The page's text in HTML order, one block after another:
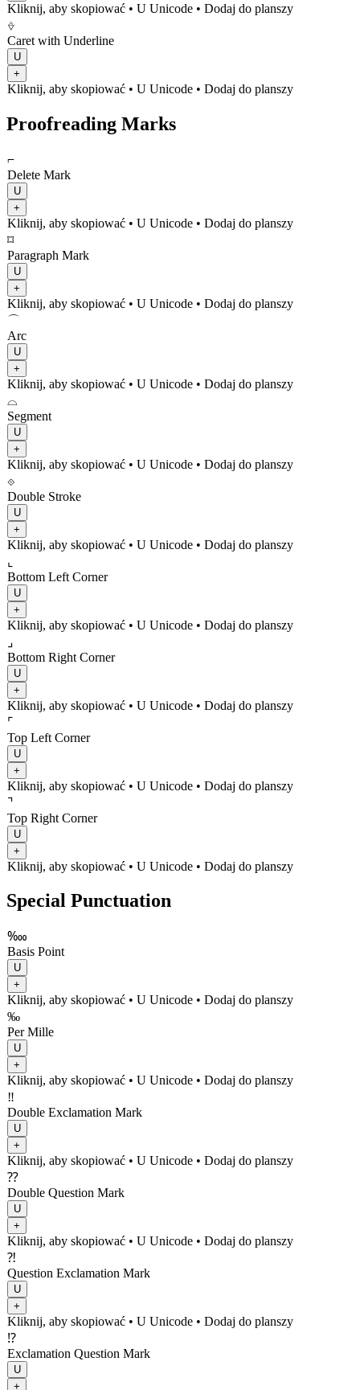
Kliknij, aby skopiować • U Unicode • Dodaj do planszy
⎀
Caret with Underline
U
+
Kliknij, aby skopiować • U Unicode • Dodaj do planszy
Proofreading Marks
⌐
Delete Mark
U
+
Kliknij, aby skopiować • U Unicode • Dodaj do planszy
⌑
Paragraph Mark
U
+
Kliknij, aby skopiować • U Unicode • Dodaj do planszy
⌒
Arc
U
+
Kliknij, aby skopiować • U Unicode • Dodaj do planszy
⌓
Segment
U
+
Kliknij, aby skopiować • U Unicode • Dodaj do planszy
⟐
Double Stroke
U
+
Kliknij, aby skopiować • U Unicode • Dodaj do planszy
⌞
Bottom Left Corner
U
+
Kliknij, aby skopiować • U Unicode • Dodaj do planszy
⌟
Bottom Right Corner
U
+
Kliknij, aby skopiować • U Unicode • Dodaj do planszy
⌜
Top Left Corner
U
+
Kliknij, aby skopiować • U Unicode • Dodaj do planszy
⌝
Top Right Corner
U
+
Kliknij, aby skopiować • U Unicode • Dodaj do planszy
Special Punctuation
‱
Basis Point
U
+
Kliknij, aby skopiować • U Unicode • Dodaj do planszy
‰
Per Mille
U
+
Kliknij, aby skopiować • U Unicode • Dodaj do planszy
‼
Double Exclamation Mark
U
+
Kliknij, aby skopiować • U Unicode • Dodaj do planszy
⁇
Double Question Mark
U
+
Kliknij, aby skopiować • U Unicode • Dodaj do planszy
⁈
Question Exclamation Mark
U
+
Kliknij, aby skopiować • U Unicode • Dodaj do planszy
⁉
Exclamation Question Mark
U
+